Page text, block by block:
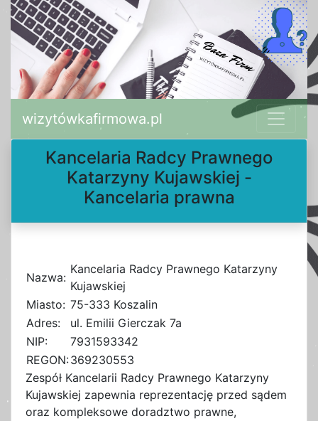
wizytówkafirmowa.pl
Kancelaria Radcy Prawnego
Katarzyny Kujawskiej -
Kancelaria prawna
Nazwa:
Kancelaria Radcy Prawnego Katarzyny
Kujawskiej
Miasto: 75-333 Koszalin
Adres:
ul. Emilii Gierczak 7a
NIP:
7931593342
REGON:369230553
Zespół Kancelarii Radcy Prawnego Katarzyny
Kujawskiej zapewnia reprezentację przed sądem
oraz kompleksowe doradztwo prawne,